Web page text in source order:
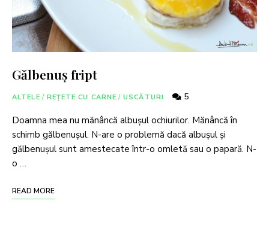
Gălbenuș fript
ALTELE / REȚETE CU CARNE / USCĂTURI 5
Doamna mea nu mănâncă albușul ochiurilor. Mănâncă în
schimb gălbenușul. N-are o problemă dacă albușul și
gălbenușul sunt amestecate într-o omletă sau o papară. N-
o …
READ MORE